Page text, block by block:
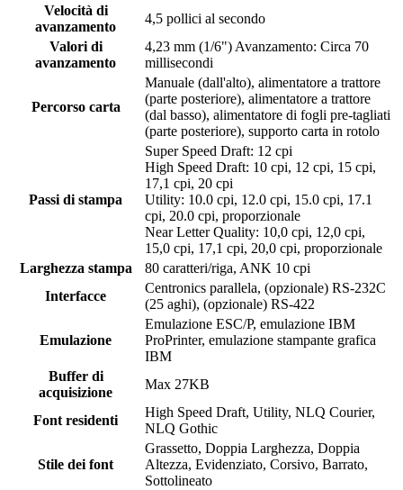
Velocità di
avanzamento
4,5 pollici al secondo
Valori di
avanzamento
4,23 mm (1/6") Avanzamento: Circa 70
millisecondi
Percorso carta
Manuale (dall'alto), alimentatore a trattore
(parte posteriore), alimentatore a trattore
(dal basso), alimentatore di fogli pre-tagliati
(parte posteriore), supporto carta in rotolo
Passi di stampa
Super Speed Draft: 12 cpi
High Speed Draft: 10 cpi, 12 cpi, 15 cpi,
17,1 cpi, 20 cpi
Utility: 10.0 cpi, 12.0 cpi, 15.0 cpi, 17.1
cpi, 20.0 cpi, proporzionale
Near Letter Quality: 10,0 cpi, 12,0 cpi,
15,0 cpi, 17,1 cpi, 20,0 cpi, proporzionale
Larghezza stampa
80 caratteri/riga, ANK 10 cpi
Interfacce
Centronics parallela, (opzionale) RS-232C
(25 aghi), (opzionale) RS-422
Emulazione
Emulazione ESC/P, emulazione IBM
ProPrinter, emulazione stampante grafica
IBM
Buffer di
acquisizione
Max 27KB
Font residenti
High Speed Draft, Utility, NLQ Courier,
NLQ Gothic
Stile dei font
Grassetto, Doppia Larghezza, Doppia
Altezza, Evidenziato, Corsivo, Barrato,
Sottolineato